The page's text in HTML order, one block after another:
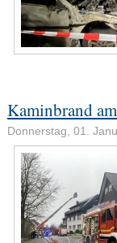
Kaminbrand
Donnerstag, 01.